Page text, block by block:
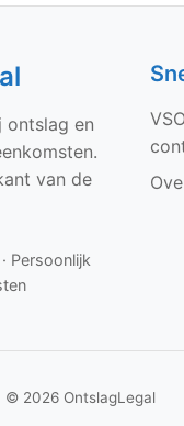
ontslag en
van de
Persoonlijk
VSO
© 2026 OntslagLegal